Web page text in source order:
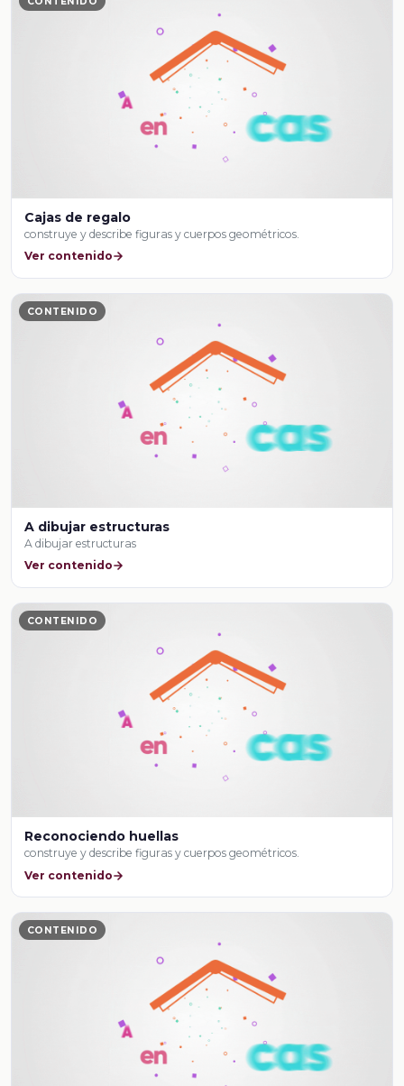
Cajas de regalo
construye y describe figuras y cuerpos geométricos.
Ver contenido
CONTENIDO
A dibujar estructuras
A dibujar estructuras
Ver contenido
CONTENIDO
Reconociendo huellas
construye y describe figuras y cuerpos geométricos.
Ver contenido
CONTENIDO